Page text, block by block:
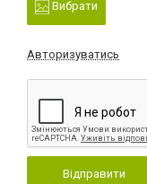
Вибрати
Авторизуватись
Відправити